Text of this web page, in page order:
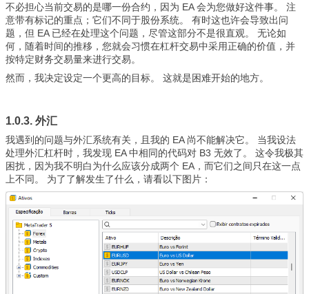
不必担心当前交易的是哪一份合约，因为 EA 会为您做好这件事。 注
意带有标记的重点；它们不同于股份系统。 有时这也许会导致出问
题，但 EA 已经在处理这个问题，尽管这部分不是很直观。 无论如
何，随着时间的推移，您就会习惯在杠杆交易中采用正确的价值，并
按特定财务交易量来进行交易。
然而，我决定设定一个更高的目标。 这就是困难开始的地方。
1.0.3. 外汇
我遇到的问题与外汇系统有关，且我的 EA 尚不能解决它。 当我设法
处理外汇杠杆时，我发现 EA 中相同的代码对 B3 无效了。 这令我极其
困扰，因为我不明白为什么应该分成两个 EA，而它们之间只在这一点
上不同。 为了了解发生了什么，请看以下图片：